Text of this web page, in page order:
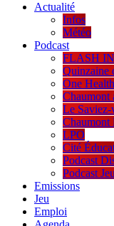
Actualité
Infos
Météo
Podcast
FLASH
Quinzaine
One
Chaumont
Le Saviez-
Chaumont
LPO
Cité
Podcast
Podcast
Emissions
Jeu
Emploi